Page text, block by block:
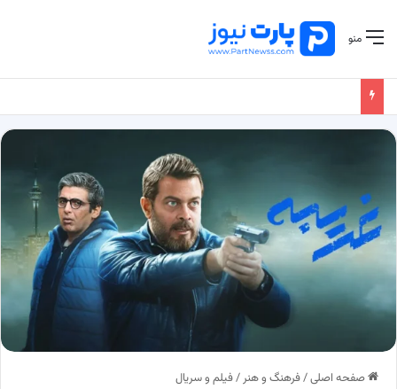
منو
صفحه اصلی/فرهنگ و هنر/فیلم و سریال